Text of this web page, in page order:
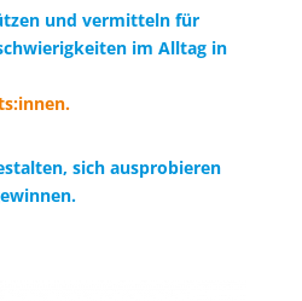
und vermitteln für
im Alltag in
sich ausprobieren